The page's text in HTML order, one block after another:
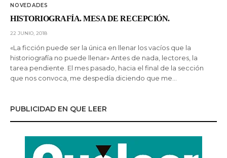
NOVEDADES
HISTORIOGRAFÍA. MESA DE RECEPCIÓN.
22 JUNIO, 2018
«La ficción puede ser la única en llenar los vacíos que la
historiografía no puede llenar» Antes de nada, lectores, la
tarea pendiente. El mes pasado, hacia el final de la sección
que nos convoca, me despedía diciendo que me…
PUBLICIDAD EN QUE LEER